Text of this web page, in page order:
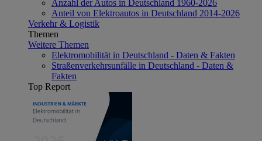
Anzahl der Autos in Deutschland 1960-2026
Anteil von Elektroautos in Deutschland 2014-2026
Verkehr & Logistik
Themen
Weitere Themen
Elektromobilität in Deutschland - Daten & Fakten
Straßenverkehrsunfälle in Deutschland - Daten &
Fakten
Top Report